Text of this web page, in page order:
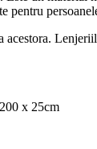
pentru
x 25cm